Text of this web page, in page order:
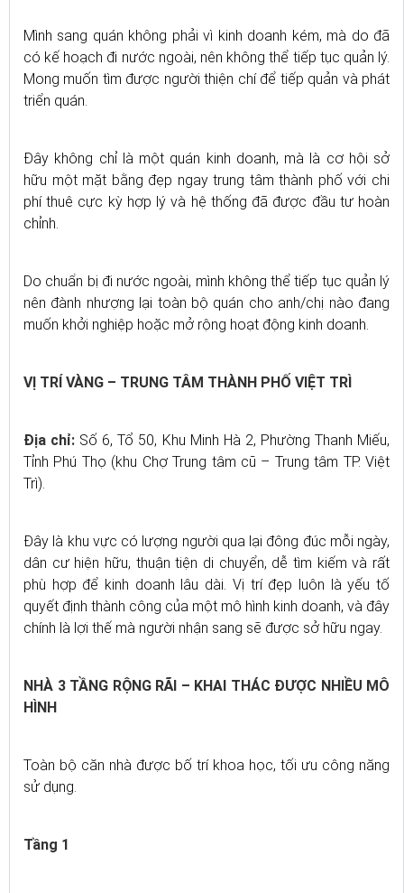
Mình sang quán không phải vì kinh doanh kém, mà do đã
có kế hoạch đi nước ngoài, nên không thể tiếp tục quản lý.
Mong muốn tìm được người thiện chí để tiếp quản và phát
triển quán.
Đây không chỉ là một quán kinh doanh, mà là cơ hội sở
hữu một mặt bằng đẹp ngay trung tâm thành phố với chi
phí thuê cực kỳ hợp lý và hệ thống đã được đầu tư hoàn
chỉnh.
Do chuẩn bị đi nước ngoài, mình không thể tiếp tục quản lý
nên đành nhượng lại toàn bộ quán cho anh/chị nào đang
muốn khởi nghiệp hoặc mở rộng hoạt động kinh doanh.
VỊ TRÍ VÀNG – TRUNG TÂM THÀNH PHỐ VIỆT TRÌ
Địa chỉ: Số 6, Tổ 50, Khu Minh Hà 2, Phường Thanh Miếu,
Tỉnh Phú Thọ (khu Chợ Trung tâm cũ – Trung tâm TP. Việt
Trì).
Đây là khu vực có lượng người qua lại đông đúc mỗi ngày,
dân cư hiện hữu, thuận tiện di chuyển, dễ tìm kiếm và rất
phù hợp để kinh doanh lâu dài. Vị trí đẹp luôn là yếu tố
quyết định thành công của một mô hình kinh doanh, và đây
chính là lợi thế mà người nhận sang sẽ được sở hữu ngay.
NHÀ 3 TẦNG RỘNG RÃI – KHAI THÁC ĐƯỢC NHIỀU MÔ
HÌNH
Toàn bộ căn nhà được bố trí khoa học, tối ưu công năng
sử dụng.
Tầng 1